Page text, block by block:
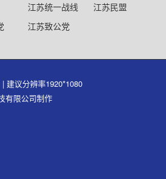
江苏统一战线
江苏民盟
江苏致公党
| 建议分辨率1920*1080
有限公司制作